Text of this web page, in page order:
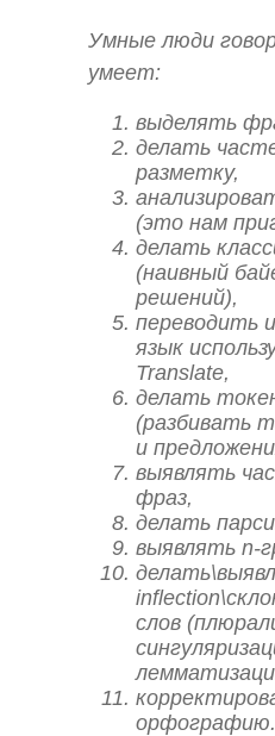
Умные люди
умеет:
выделять
делать
разметку,
(это нам
делать
(наивный
решений),
переводить
язык
Translate,
делать
(разбивать
и
выявлять
фраз,
делать
выявлять n-
слов
орфографию.